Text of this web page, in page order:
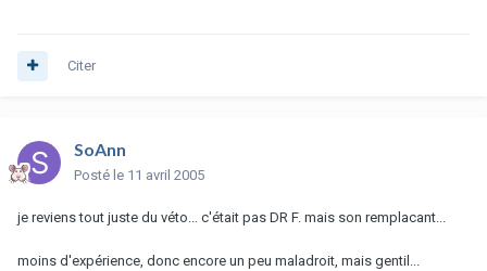
Citer
SoAnn
Posté le 11 avril 2005
je reviens tout juste du véto... c'était pas DR F. mais son remplacant...
moins d'expérience, donc encore un peu maladroit, mais gentil...